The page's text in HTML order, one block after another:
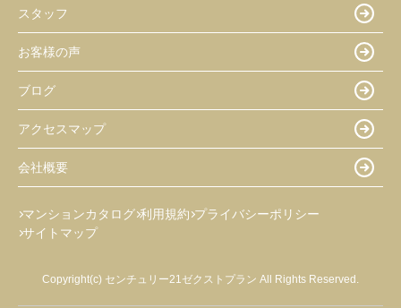
スタッフ
お客様の声
ブログ
アクセスマップ
会社概要
マンションカタログ 利用規約 プライバシーポリシー
サイトマップ
Copyright(c) センチュリー21ゼクストプラン All Rights Reserved.